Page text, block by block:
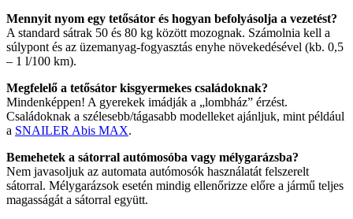
Mennyit nyom egy tetősátor és hogyan befolyásolja a vezetést?
A standard sátrak 50 és 80 kg között mozognak. Számolnia kell a
súlypont és az üzemanyag-fogyasztás enyhe növekedésével (kb. 0,5
– 1 l/100 km).
Megfelelő a tetősátor kisgyermekes családoknak?
Mindenképpen! A gyerekek imádják a „lombház” érzést.
Családoknak a szélesebb/tágasabb modelleket ajánljuk, mint például
a SNAILER Abis MAX.
Bemehetek a sátorral autómosóba vagy mélygarázsba?
Nem javasoljuk az automata autómosók használatát felszerelt
sátorral. Mélygarázsok esetén mindig ellenőrizze előre a jármű teljes
magasságát a sátorral együtt.